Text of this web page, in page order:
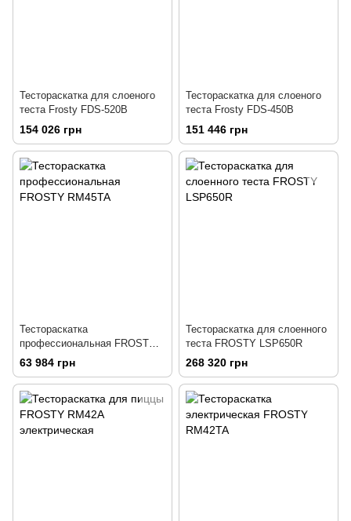
Тестораскатка для слоеного
теста Frosty FDS-520B
154 026 грн
Тестораскатка для слоеного
теста Frosty FDS-450B
151 446 грн
Тестораскатка
профессиональная FROSTY
RM45TA
63 984 грн
Тестораскатка для слоенного
теста FROSTY LSP650R
268 320 грн